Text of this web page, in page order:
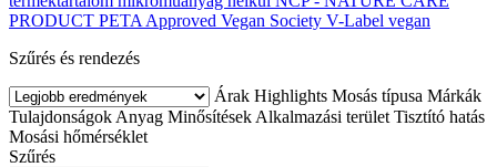
PRODUCT PETA Approved Vegan Society V-Label vegan
Szűrés és rendezés
Árak Highlights Mosás típusa Márkák
Tulajdonságok Anyag Minősítések Alkalmazási terület Tisztító hatás
Mosási hőmérséklet
Szűrés